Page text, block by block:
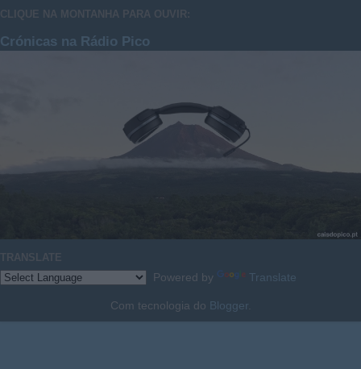
CLIQUE NA MONTANHA PARA OUVIR:
Crónicas na Rádio Pico
TRANSLATE
Powered by Translate
Com tecnologia do Blogger.